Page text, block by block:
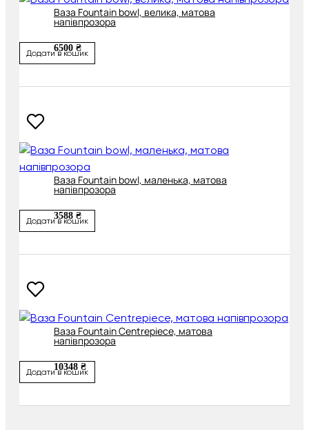
Ваза Fountain bowl, велика, матова
напівпрозора
6500 ₴
Додати в кошик
Ваза Fountain bowl, маленька, матова
напівпрозора
3588 ₴
Додати в кошик
Ваза Fountain Centrepiece, матова
напівпрозора
10348 ₴
Додати в кошик